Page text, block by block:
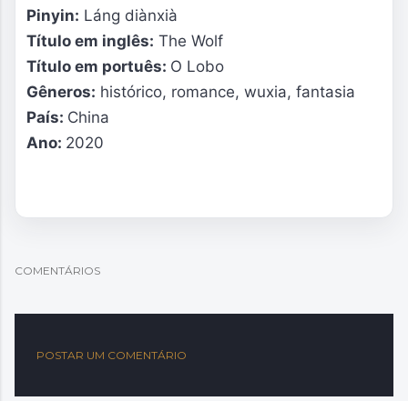
Pinyin: Láng diànxià
Título em inglês: The Wolf
Título em portuês: O Lobo
Gêneros: histórico, romance, wuxia, fantasia
País: China
Ano: 2020
COMENTÁRIOS
POSTAR UM COMENTÁRIO